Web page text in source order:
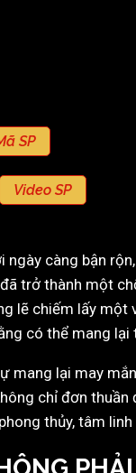
SP
Video SP
càng bận
trở thành một
lẽ chiếm lấy
có thể mang lại
mang lại may
chỉ đơn
thủy, tâm